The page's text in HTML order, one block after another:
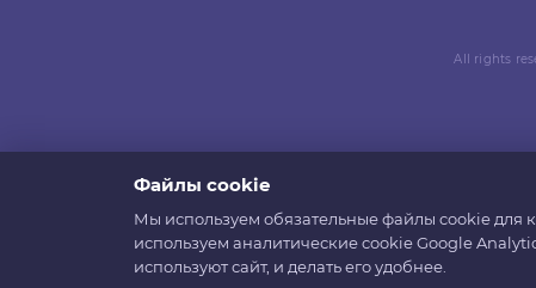
All rights
Файлы cookie
Мы используем обязательные файлы cookie для
используем аналитические cookie Google
используют сайт, и делать его удобнее.